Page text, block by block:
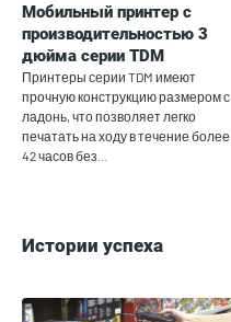
Мобильный принтер с
производительностью 3
дюйма серии TDM
Принтеры серии TDM имеют
прочную конструкцию размером с
ладонь, что позволяет легко
печатать на ходу в течение более
42 часов без…
Истории успеха